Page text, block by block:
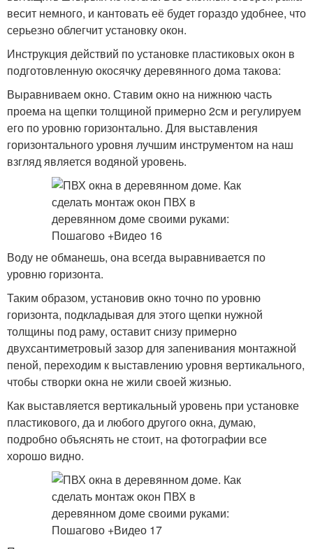
весит немного, и кантовать её будет гораздо удобнее, что
серьезно облегчит установку окон.
Инструкция действий по установке пластиковых окон в
подготовленную окосячку деревянного дома такова:
Выравниваем окно. Ставим окно на нижнюю часть
проема на щепки толщиной примерно 2см и регулируем
его по уровню горизонтально. Для выставления
горизонтального уровня лучшим инструментом на наш
взгляд является водяной уровень.
Воду не обманешь, она всегда выравнивается по
уровню горизонта.
Таким образом, установив окно точно по уровню
горизонта, подкладывая для этого щепки нужной
толщины под раму, оставит снизу примерно
двухсантиметровый зазор для запенивания монтажной
пеной, переходим к выставлению уровня вертикального,
чтобы створки окна не жили своей жизнью.
Как выставляется вертикальный уровень при установке
пластикового, да и любого другого окна, думаю,
подробно объяснять не стоит, на фотографии все
хорошо видно.